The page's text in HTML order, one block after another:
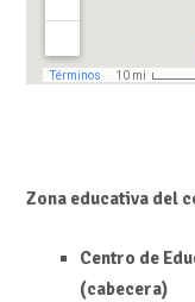
Zona educativa del
Centro de
(cabecera)